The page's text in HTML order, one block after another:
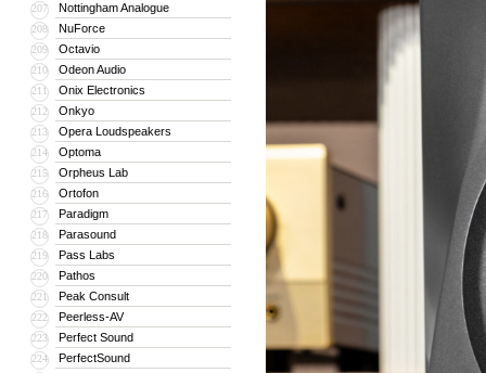
207 Nottingham Analogue
208 NuForce
209 Octavio
210 Odeon Audio
211 Onix Electronics
212 Onkyo
213 Opera Loudspeakers
214 Optoma
215 Orpheus Lab
216 Ortofon
217 Paradigm
218 Parasound
219 Pass Labs
220 Pathos
221 Peak Consult
222 Peerless-AV
223 Perfect Sound
224 PerfectSound